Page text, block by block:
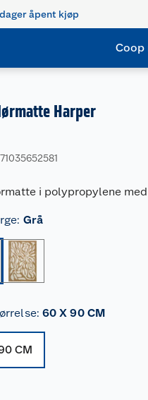
åpent kjøp
Coop
Harper
i polypropylene
: Grå
: 60 X 90 CM
CM